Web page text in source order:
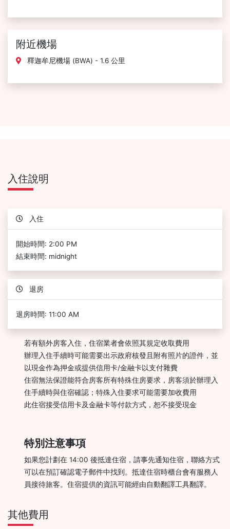
附近機場
釋迦牟尼機場 (BWA) - 1.6 公里
入住說明
入住
開始時間: 2:00 PM
結束時間: midnight
退房
退房時間: 11:00 AM
若有額外房客入住，住宿業者會依照其規定收取費用
辦理入住手續時可能需要出示政府核發且附有照片的證件，並
以現金作為押金或提供信用卡/金融卡以支付雜費
住宿無法保證能符合房客所有特殊住房要求，房客須於辦理入
住手續時與住宿確認；特殊入住要求可能需要加收費用
此住宿接受信用卡及金融卡等付款方式，恕不接受現金
特別注意事項
如果您計劃在 14:00 後抵達住宿，請事先通知住宿，聯絡方式
可以在預訂確認電子郵件中找到。抵達住宿時櫃台會有服務人
員接待旅客。住宿提供的資訊可能經由自動翻譯工具翻譯。
其他費用